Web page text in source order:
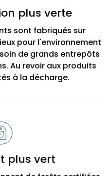
plus verte
sont fabriqués sur
pour l'environnement
de grands entrepôts
Au revoir aux produits
à la décharge.
plus vert